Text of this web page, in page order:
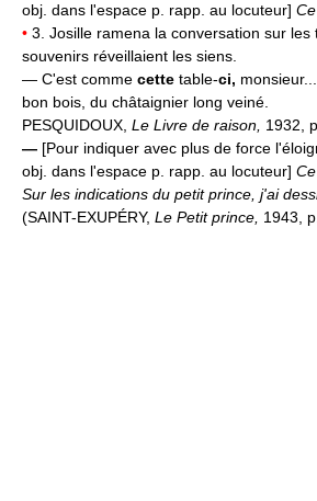
obj. dans l'espace p. rapp. au locuteur]
• 3. Josille ramena la conversation sur les
souvenirs réveillaient les siens.
— C'est comme cette table-ci,
bon bois, du châtaignier long veiné.
PESQUIDOUX, Le Livre de raison, 1932,
— [Pour indiquer avec plus de force
obj. dans l'espace p. rapp. au locuteur]
Sur les indications du petit prince, j'ai
(SAINT-EXUPÉRY, Le Petit prince, 1943,